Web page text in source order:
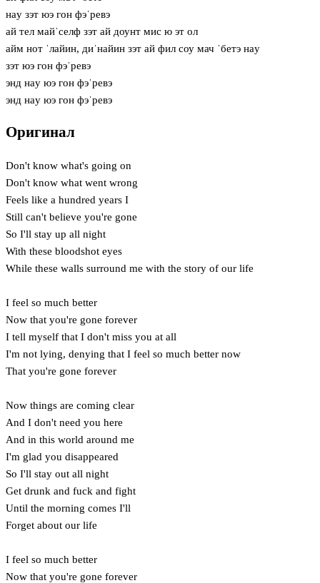
нaу зэт юэ гон фэˈревэ
ай тел майˈселф зэт ай доунт мис ю эт ол
айм нот ˈлайин, диˈнайин зэт ай фил соу мач ˈбетэ нaу
зэт юэ гон фэˈревэ
энд нaу юэ гон фэˈревэ
энд нaу юэ гон фэˈревэ
Оригинал
Don't know what's going on
Don't know what went wrong
Feels like a hundred years I
Still can't believe you're gone
So I'll stay up all night
With these bloodshot eyes
While these walls surround me with the story of our life
I feel so much better
Now that you're gone forever
I tell myself that I don't miss you at all
I'm not lying, denying that I feel so much better now
That you're gone forever
Now things are coming clear
And I don't need you here
And in this world around me
I'm glad you disappeared
So I'll stay out all night
Get drunk and fuck and fight
Until the morning comes I'll
Forget about our life
I feel so much better
Now that you're gone forever